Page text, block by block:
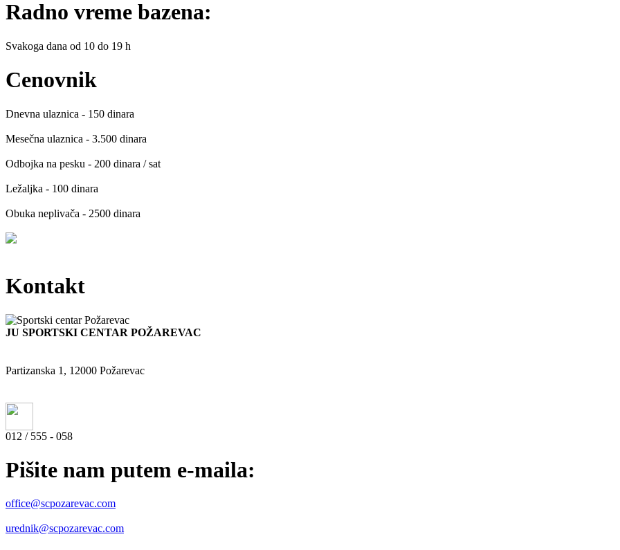
Radno vreme bazena:
Svakoga dana od 10 do 19 h
Cenovnik
Dnevna ulaznica - 150 dinara
Mesečna ulaznica - 3.500 dinara
Odbojka na pesku - 200 dinara / sat
Ležaljka - 100 dinara
Obuka neplivača - 2500 dinara
Kontakt
JU SPORTSKI CENTAR POŽAREVAC
Partizanska 1, 12000 Požarevac
012 / 555 - 058
Pišite nam putem e-maila:
office@scpozarevac.com
urednik@scpozarevac.com